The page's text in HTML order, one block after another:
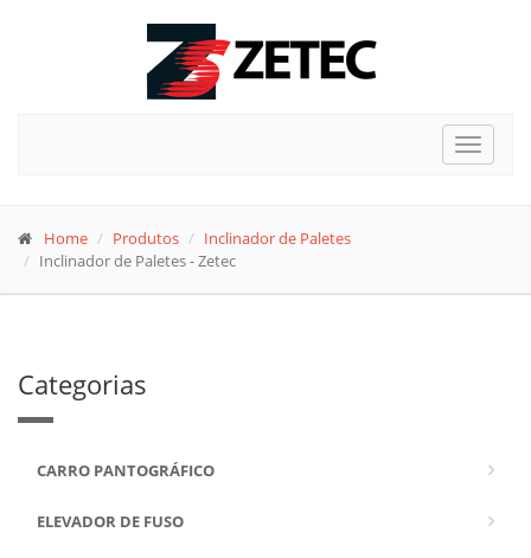
Toggle
Home Produtos
Inclinador de Paletes
Inclinador de Paletes - Zetec
Categorias
CARRO PANTOGRÁFICO
ELEVADOR DE FUSO